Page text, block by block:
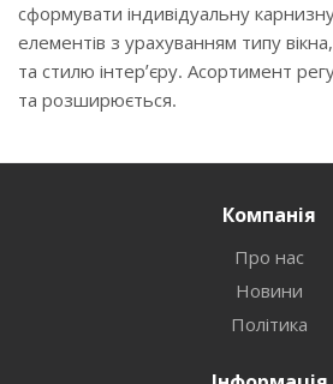
сформувати індивідуальну
елементів з урахуванням типу
та стилю інтер’єру. Асортимент
та розширюється.
Компанія
Про нас
Новини
Політика